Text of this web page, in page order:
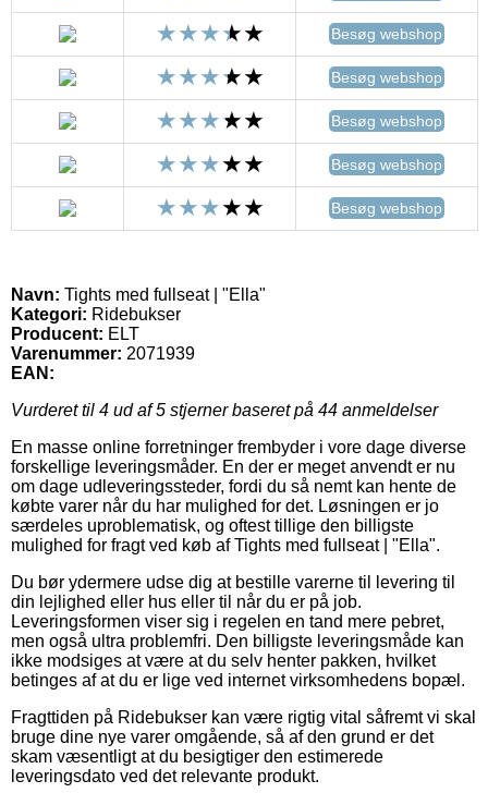
Besøg webshop
Besøg webshop
Besøg webshop
Besøg webshop
Besøg webshop
Navn: Tights med fullseat | "Ella"
Kategori: Ridebukser
Producent: ELT
Varenummer: 2071939
EAN:
Vurderet til 4 ud af 5 stjerner baseret på 44 anmeldelser
En masse online forretninger frembyder i vore dage diverse
forskellige leveringsmåder. En der er meget anvendt er nu
om dage udleveringssteder, fordi du så nemt kan hente de
købte varer når du har mulighed for det. Løsningen er jo
særdeles uproblematisk, og oftest tillige den billigste
mulighed for fragt ved køb af Tights med fullseat | "Ella".
Du bør ydermere udse dig at bestille varerne til levering til
din lejlighed eller hus eller til når du er på job.
Leveringsformen viser sig i regelen en tand mere pebret,
men også ultra problemfri. Den billigste leveringsmåde kan
ikke modsiges at være at du selv henter pakken, hvilket
betinges af at du er lige ved internet virksomhedens bopæl.
Fragttiden på Ridebukser kan være rigtig vital såfremt vi skal
bruge dine nye varer omgående, så af den grund er det
skam væsentligt at du besigtiger den estimerede
leveringsdato ved det relevante produkt.